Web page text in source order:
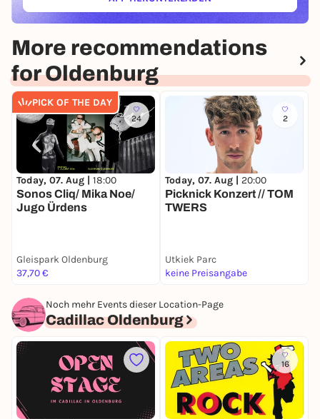
(ÖFFNET IN NEUEM TAB)
More recommendations
for Oldenburg
PICK OF THE DAY
24
Today, 07. Aug | 18:00
Sonos Cliq/ Mika Noe/
Jugo Ürdens
Gleispark Oldenburg
37,70 €
2
Today, 07. Aug | 20:00
Picknick Konzert // TOM
TWERS
Utkiek Parc
keine Preisangabe
Noch mehr Events dieser Location-Page
Cadillac Oldenburg
16